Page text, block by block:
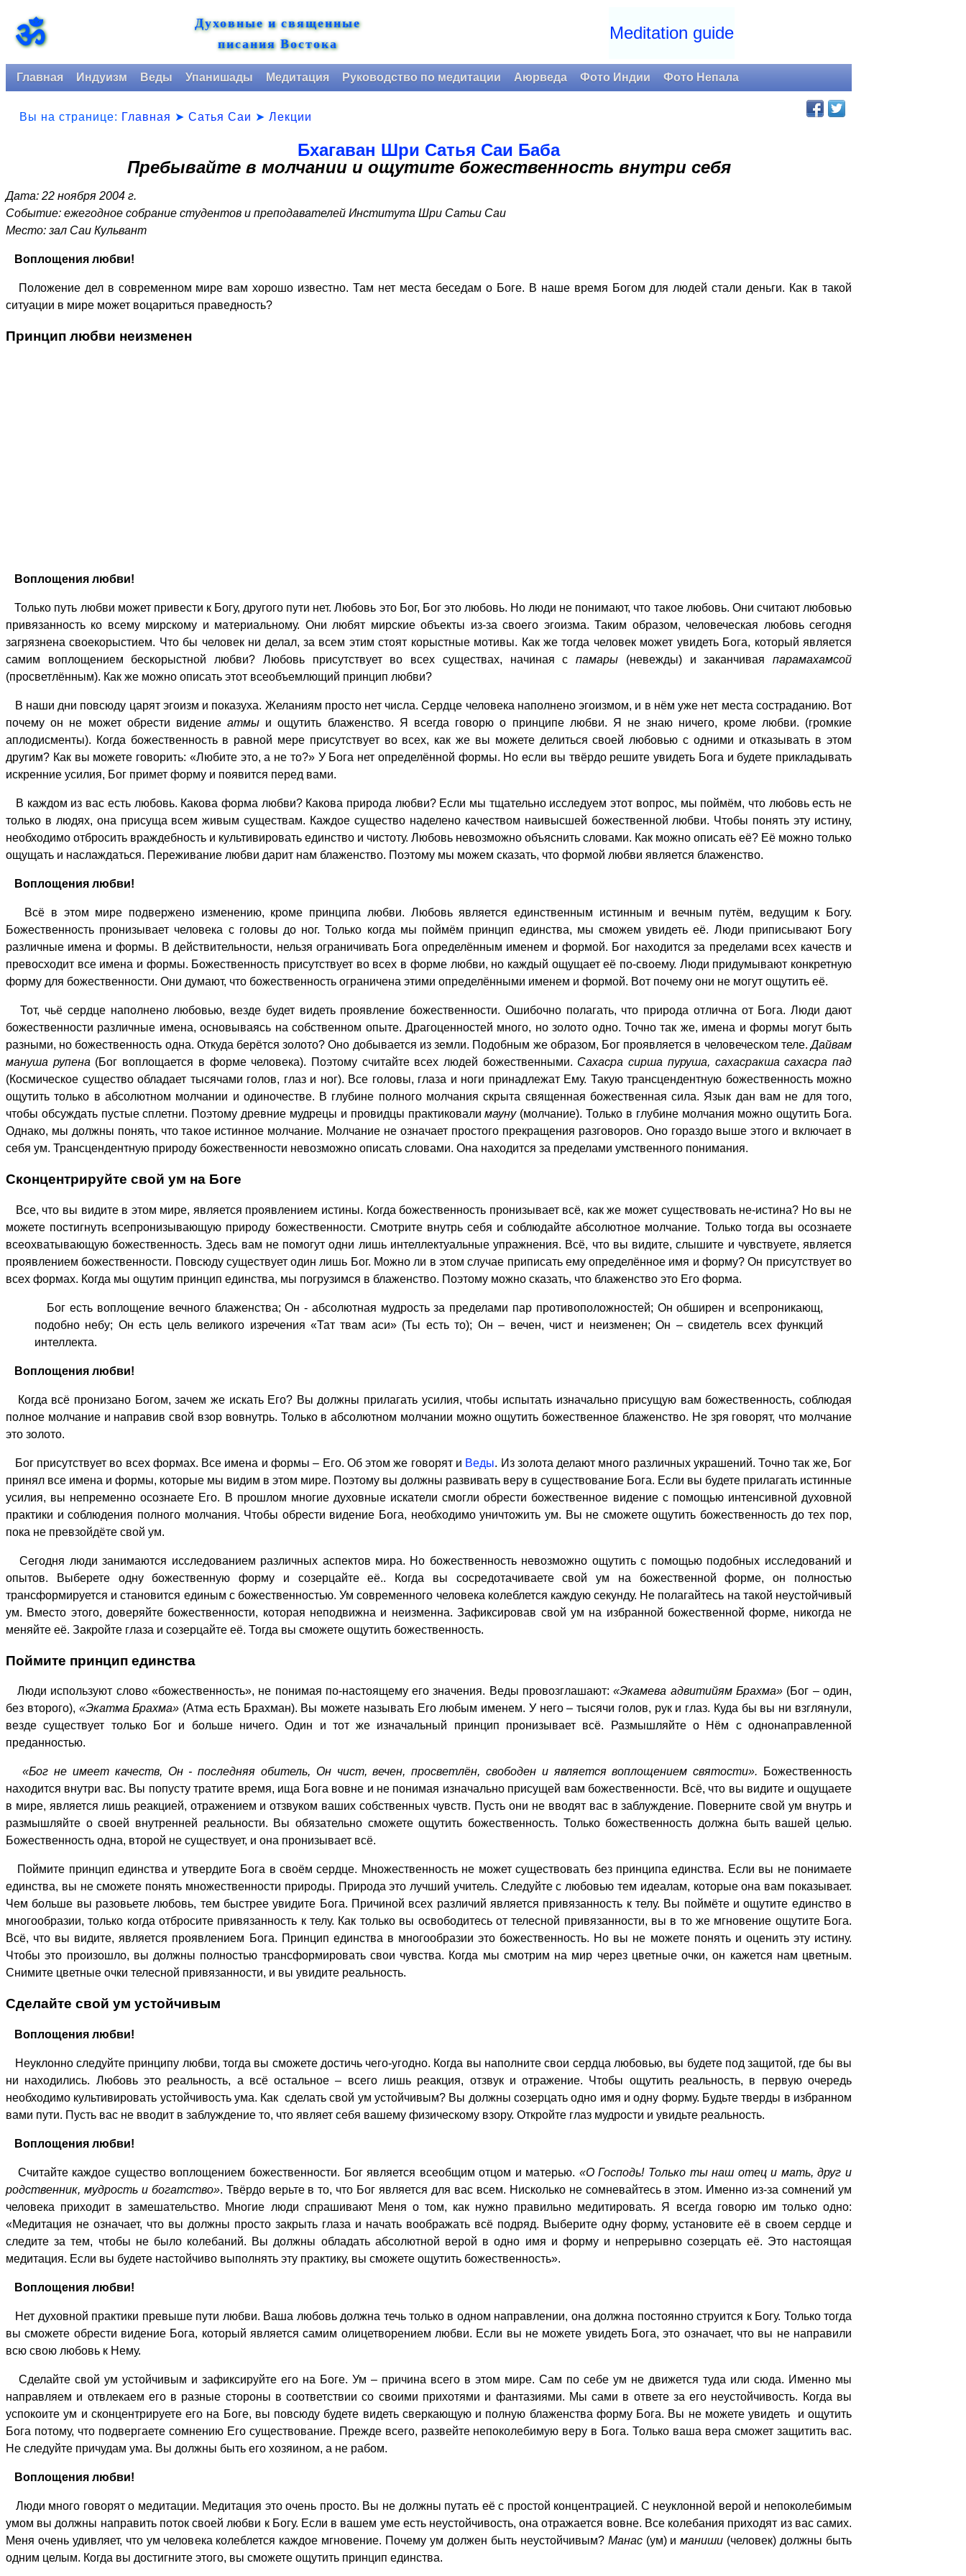
ॐ
Духовные и священные
писания Востока
Meditation guide
Главная Индуизм Веды Упанишады Медитация Руководство по медитации Аюрведа Фото Индии Фото Непала
Вы на странице: Главная ➤ Сатья Саи ➤ Лекции
Бхагаван Шри Сатья Саи Баба
Пребывайте в молчании и ощутите божественность внутри себя
Дата: 22 ноября 2004 г.
Событие: ежегодное собрание студентов и преподавателей Института Шри Сатьи Саи
Место: зал Саи Кульвант
Воплощения любви!
Положение дел в современном мире вам хорошо известно. Там нет места беседам о Боге. В наше время Богом для людей стали деньги. Как в такой
ситуации в мире может воцариться праведность?
Принцип любви неизменен
Воплощения любви!
Только путь любви может привести к Богу, другого пути нет. Любовь это Бог, Бог это любовь. Но люди не понимают, что такое любовь. Они считают любовью
привязанность ко всему мирскому и материальному. Они любят мирские объекты из-за своего эгоизма. Таким образом, человеческая любовь сегодня
загрязнена своекорыстием. Что бы человек ни делал, за всем этим стоят корыстные мотивы. Как же тогда человек может увидеть Бога, который является
самим воплощением бескорыстной любви? Любовь присутствует во всех существах, начиная спамары (невежды) и заканчиваяпарамахамсой
(просветлённым). Как же можно описать этот всеобъемлющий принцип любви?
В наши дни повсюду царят эгоизм и показуха. Желаниям просто нет числа. Сердце человека наполнено эгоизмом, и в нём уже нет места состраданию. Вот
почему он не может обрести видениеатмы и ощутить блаженство. Я всегда говорю о принципе любви. Я не знаю ничего, кроме любви. (громкие
аплодисменты). Когда божественность в равной мере присутствует во всех, как же вы можете делиться своей любовью с одними и отказывать в этом
другим? Как вы можете говорить: «Любите это, а не то?» У Бога нет определённой формы. Но если вы твёрдо решите увидеть Бога и будете прикладывать
искренние усилия, Бог примет форму и появится перед вами.
В каждом из вас есть любовь. Какова форма любви? Какова природа любви? Если мы тщательно исследуем этот вопрос, мы поймём, что любовь есть не
только в людях, она присуща всем живым существам. Каждое существо наделено качеством наивысшей божественной любви. Чтобы понять эту истину,
необходимо отбросить враждебность и культивировать единство и чистоту. Любовь невозможно объяснить словами. Как можно описать её? Её можно только
ощущать и наслаждаться. Переживание любви дарит нам блаженство. Поэтому мы можем сказать, что формой любви является блаженство.
Воплощения любви!
Всё в этом мире подвержено изменению, кроме принципа любви. Любовь является единственным истинным и вечным путём, ведущим к Богу.
Божественность пронизывает человека с головы до ног. Только когда мы поймём принцип единства, мы сможем увидеть её. Люди приписывают Богу
различные имена и формы. В действительности, нельзя ограничивать Бога определённым именем и формой. Бог находится за пределами всех качеств и
превосходит все имена и формы. Божественность присутствует во всех в форме любви, но каждый ощущает её по-своему. Люди придумывают конкретную
форму для божественности. Они думают, что божественность ограничена этими определёнными именем и формой. Вот почему они не могут ощутить её.
Тот, чьё сердце наполнено любовью, везде будет видеть проявление божественности. Ошибочно полагать, что природа отлична от Бога. Люди дают
божественности различные имена, основываясь на собственном опыте. Драгоценностей много, но золото одно. Точно так же, имена и формы могут быть
разными, но божественность одна. Откуда берётся золото? Оно добывается из земли. Подобным же образом, Бог проявляется в человеческом теле.Дайвам
мануша рупена(Бог воплощается в форме человека). Поэтому считайте всех людей божественными. Сахасра сирша пуруша, сахасракша сахасра пад
(Космическое существо обладает тысячами голов, глаз и ног). Все головы, глаза и ноги принадлежат Ему. Такую трансцендентную божественность можно
ощутить только в абсолютном молчании и одиночестве. В глубине полного молчания скрыта священная божественная сила. Язык дан вам не для того,
чтобы обсуждать пустые сплетни. Поэтому древние мудрецы и провидцы практиковалимауну(молчание). Только в глубине молчания можно ощутить Бога.
Однако, мы должны понять, что такое истинное молчание. Молчание не означает простого прекращения разговоров. Оно гораздо выше этого и включает в
себя ум. Трансцендентную природу божественности невозможно описать словами. Она находится за пределами умственного понимания.
Сконцентрируйте свой ум на Боге
Все, что вы видите в этом мире, является проявлением истины. Когда божественность пронизывает всё, как же может существовать не-истина? Но вы не
можете постигнуть всепронизывающую природу божественности. Смотрите внутрь себя и соблюдайте абсолютное молчание. Только тогда вы осознаете
всеохватывающую божественность. Здесь вам не помогут одни лишь интеллектуальные упражнения. Всё, что вы видите, слышите и чувствуете, является
проявлением божественности. Повсюду существует один лишь Бог. Можно ли в этом случае приписать ему определённое имя и форму? Он присутствует во
всех формах. Когда мы ощутим принцип единства, мы погрузимся в блаженство. Поэтому можно сказать, что блаженство это Его форма.
Бог есть воплощение вечного блаженства; Он - абсолютная мудрость за пределами пар противоположностей; Он обширен и всепроникающ,
подобно небу; Он есть цель великого изречения «Тат твам аси» (Ты есть то); Он – вечен, чист и неизменен; Он – свидетель всех функций
интеллекта.
Воплощения любви!
Когда всё пронизано Богом, зачем же искать Его? Вы должны прилагать усилия, чтобы испытать изначально присущую вам божественность, соблюдая
полное молчание и направив свой взор вовнутрь. Только в абсолютном молчании можно ощутить божественное блаженство. Не зря говорят, что молчание
это золото.
Бог присутствует во всех формах. Все имена и формы – Его. Об этом же говорят и Веды. Из золота делают много различных украшений. Точно так же, Бог
принял все имена и формы, которые мы видим в этом мире. Поэтому вы должны развивать веру в существование Бога. Если вы будете прилагать истинные
усилия, вы непременно осознаете Его. В прошлом многие духовные искатели смогли обрести божественное видение с помощью интенсивной духовной
практики и соблюдения полного молчания. Чтобы обрести видение Бога, необходимо уничтожить ум. Вы не сможете ощутить божественность до тех пор,
пока не превзойдёте свой ум.
Сегодня люди занимаются исследованием различных аспектов мира. Но божественность невозможно ощутить с помощью подобных исследований и
опытов. Выберете одну божественную форму и созерцайте её.. Когда вы сосредотачиваете свой ум на божественной форме, он полностью
трансформируется и становится единым с божественностью. Ум современного человека колеблется каждую секунду. Не полагайтесь на такой неустойчивый
ум. Вместо этого, доверяйте божественности, которая неподвижна и неизменна. Зафиксировав свой ум на избранной божественной форме, никогда не
меняйте её. Закройте глаза и созерцайте её. Тогда вы сможете ощутить божественность.
Поймите принцип единства
Люди используют слово «божественность», не понимая по-настоящему его значения. Веды провозглашают:«Экамева адвитийям Брахма» (Бог – один,
без второго), «Экатма Брахма» (Атма есть Брахман). Вы можете называть Его любым именем. У него – тысячи голов, рук и глаз. Куда бы вы ни взглянули,
везде существует только Бог и больше ничего. Один и тот же изначальный принцип пронизывает всё. Размышляйте о Нём с однонаправленной
преданностью.
«Бог не имеет качеств, Он - последняя обитель, Он чист, вечен, просветлён, свободен и является воплощением святости». Божественность
находится внутри вас. Вы попусту тратите время, ища Бога вовне и не понимая изначально присущей вам божественности. Всё, что вы видите и ощущаете
в мире, является лишь реакцией, отражением и отзвуком ваших собственных чувств. Пусть они не вводят вас в заблуждение. Поверните свой ум внутрь и
размышляйте о своей внутренней реальности. Вы обязательно сможете ощутить божественность. Только божественность должна быть вашей целью.
Божественность одна, второй не существует, и она пронизывает всё.
Поймите принцип единства и утвердите Бога в своём сердце. Множественность не может существовать без принципа единства. Если вы не понимаете
единства, вы не сможете понять множественности природы. Природа это лучший учитель. Следуйте с любовью тем идеалам, которые она вам показывает.
Чем больше вы разовьете любовь, тем быстрее увидите Бога. Причиной всех различий является привязанность к телу. Вы поймёте и ощутите единство в
многообразии, только когда отбросите привязанность к телу. Как только вы освободитесь от телесной привязанности, вы в то же мгновение ощутите Бога.
Всё, что вы видите, является проявлением Бога. Принцип единства в многообразии это божественность. Но вы не можете понять и оценить эту истину.
Чтобы это произошло, вы должны полностью трансформировать свои чувства. Когда мы смотрим на мир через цветные очки, он кажется нам цветным.
Снимите цветные очки телесной привязанности, и вы увидите реальность.
Сделайте свой ум устойчивым
Воплощения любви!
Неуклонно следуйте принципу любви, тогда вы сможете достичь чего-угодно. Когда вы наполните свои сердца любовью, вы будете под защитой, где бы вы
ни находились. Любовь это реальность, а всё остальное – всего лишь реакция, отзвук и отражение. Чтобы ощутить реальность, в первую очередь
необходимо культивировать устойчивость ума. Как сделать свой ум устойчивым? Вы должны созерцать одно имя и одну форму. Будьте тверды в избранном
вами пути. Пусть вас не вводит в заблуждение то, что являет себя вашему физическому взору. Откройте глаз мудрости и увидьте реальность.
Воплощения любви!
Считайте каждое существо воплощением божественности. Бог является всеобщим отцом и матерью. «О Господь! Только ты наш отец и мать, друг и
родственник, мудрость и богатство». Твёрдо верьте в то, что Бог является для вас всем. Нисколько не сомневайтесь в этом. Именно из-за сомнений ум
человека приходит в замешательство. Многие люди спрашивают Меня о том, как нужно правильно медитировать. Я всегда говорю им только одно:
«Медитация не означает, что вы должны просто закрыть глаза и начать воображать всё подряд. Выберите одну форму, установите её в своем сердце и
следите за тем, чтобы не было колебаний. Вы должны обладать абсолютной верой в одно имя и форму и непрерывно созерцать её. Это настоящая
медитация. Если вы будете настойчиво выполнять эту практику, вы сможете ощутить божественность».
Воплощения любви!
Нет духовной практики превыше пути любви. Ваша любовь должна течь только в одном направлении, она должна постоянно струится к Богу. Только тогда
вы сможете обрести видение Бога, который является самим олицетворением любви. Если вы не можете увидеть Бога, это означает, что вы не направили
всю свою любовь к Нему.
Сделайте свой ум устойчивым и зафиксируйте его на Боге. Ум – причина всего в этом мире. Сам по себе ум не движется туда или сюда. Именно мы
направляем и отвлекаем его в разные стороны в соответствии со своими прихотями и фантазиями. Мы сами в ответе за его неустойчивость. Когда вы
успокоите ум и сконцентрируете его на Боге, вы повсюду будете видеть сверкающую и полную блаженства форму Бога. Вы не можете увидеть и ощутить
Бога потому, что подвергаете сомнению Его существование. Прежде всего, развейте непоколебимую веру в Бога. Только ваша вера сможет защитить вас.
Не следуйте причудам ума. Вы должны быть его хозяином, а не рабом.
Воплощения любви!
Люди много говорят о медитации. Медитация это очень просто. Вы не должны путать её с простой концентрацией. С неуклонной верой и непоколебимым
умом вы должны направить поток своей любви к Богу. Если в вашем уме есть неустойчивость, она отражается вовне. Все колебания приходят из вас самих.
Меня очень удивляет, что ум человека колеблется каждое мгновение. Почему ум должен быть неустойчивым?Манас (ум) иманиши (человек) должны быть
одним целым. Когда вы достигните этого, вы сможете ощутить принцип единства.